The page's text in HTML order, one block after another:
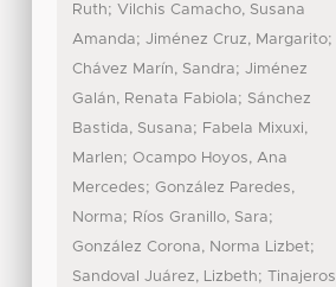
Ruth; Vilchis Camacho, Susana
Amanda; Jiménez Cruz, Margarito;
Chávez Marín, Sandra; Jiménez
Galán, Renata Fabiola; Sánchez
Bastida, Susana; Fabela Mixuxi,
Marlen; Ocampo Hoyos, Ana
Mercedes; González Paredes,
Norma; Ríos Granillo, Sara;
González Corona, Norma Lizbet;
Sandoval Juárez, Lizbeth;
Tinajeros